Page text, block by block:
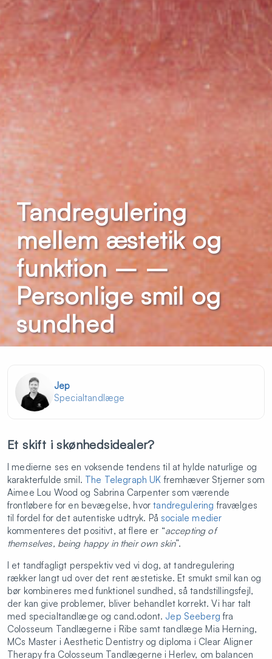
Tandregulering
mellem æstetik og
funktion – –
Personlige smil og
sundhed
Jep
Specialtandlæge
Et skift i skønhedsidealer?
I medierne ses en voksende tendens til at hylde naturlige og
karakterfulde smil. The Telegraph UK fremhæver Stjerner som
Aimee Lou Wood og Sabrina Carpenter som værende
frontløbere for en bevægelse, hvortandregulering fravælges
til fordel for det autentiske udtryk. På sociale medier
kommenteres det positivt, at flere er “accepting of
themselves, being happy in their own skin”.
I et tandfagligt perspektiv ved vi dog, at tandregulering
rækker langt ud over det rent æstetiske. Et smukt smil kan og
bør kombineres med funktionel sundhed, så tandstillingsfejl,
der kan give problemer, bliver behandlet korrekt. Vi har talt
med specialtandlæge og cand.odont. Jep Seeberg fra
Colosseum Tandlægerne i Ribe samt tandlæge Mia Herning,
MCs Master i Aesthetic Dentistry og diploma i Clear Aligner
Therapy fra Colosseum Tandlægerne i Herlev, om balancen